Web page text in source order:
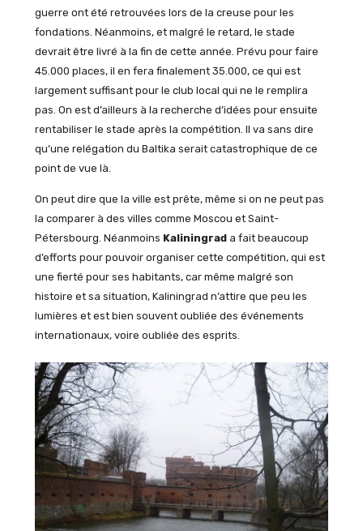
guerre ont été retrouvées lors de la creuse pour les
fondations. Néanmoins, et malgré le retard, le stade
devrait être livré à la fin de cette année. Prévu pour faire
45.000 places, il en fera finalement 35.000, ce qui est
largement suffisant pour le club local qui ne le remplira
pas. On est d’ailleurs à la recherche d’idées pour ensuite
rentabiliser le stade après la compétition. Il va sans dire
qu’une relégation du Baltika serait catastrophique de ce
point de vue là.
On peut dire que la ville est prête, même si on ne peut pas
la comparer à des villes comme Moscou et Saint-
Pétersbourg. Néanmoins Kaliningrada fait beaucoup
d’efforts pour pouvoir organiser cette compétition, qui est
une fierté pour ses habitants, car même malgré son
histoire et sa situation, Kaliningrad n’attire que peu les
lumières et est bien souvent oubliée des événements
internationaux, voire oubliée des esprits.